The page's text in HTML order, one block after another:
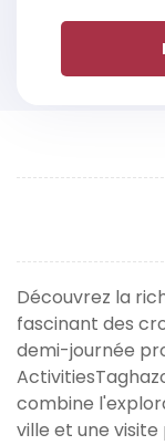
Découvrez la
fascinant des
demi-journée
combine
ville et une